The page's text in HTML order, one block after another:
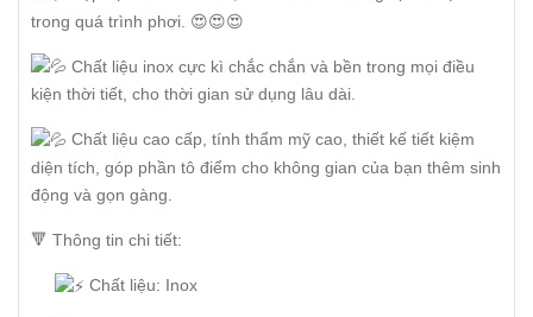
trong quá trình phơi. 😍😍😍
Chất liệu inox cực kì chắc chắn và bền trong mọi điều
kiện thời tiết, cho thời gian sử dụng lâu dài.
Chất liệu cao cấp, tính thẩm mỹ cao, thiết kế tiết kiệm
diện tích, góp phần tô điểm cho không gian của bạn thêm sinh
động và gọn gàng.
🔻 Thông tin chi tiết:
Chất liệu: Inox